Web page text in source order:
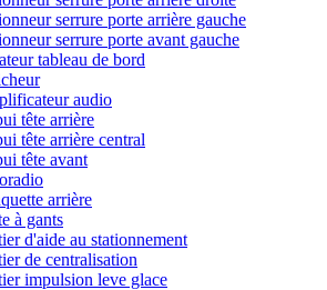
serrure porte arrière gauche
serrure porte avant gauche
tableau de bord
audio
tête arrière
tête arrière central
tête avant
arrière
à gants
d'aide au stationnement
de centralisation
impulsion leve glace